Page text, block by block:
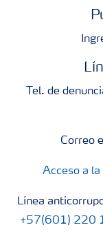
Tel. de
Correo
Acceso a
Línea
+57(601) 220